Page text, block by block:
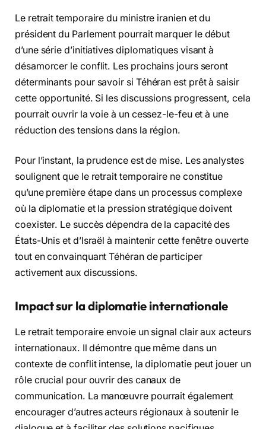
Le retrait temporaire du ministre iranien et du
président du Parlement pourrait marquer le début
d’une série d’initiatives diplomatiques visant à
désamorcer le conflit. Les prochains jours seront
déterminants pour savoir si Téhéran est prêt à saisir
cette opportunité. Si les discussions progressent, cela
pourrait ouvrir la voie à un cessez-le-feu et à une
réduction des tensions dans la région.
Pour l’instant, la prudence est de mise. Les analystes
soulignent que le retrait temporaire ne constitue
qu’une première étape dans un processus complexe
où la diplomatie et la pression stratégique doivent
coexister. Le succès dépendra de la capacité des
États-Unis et d’Israël à maintenir cette fenêtre ouverte
tout en convainquant Téhéran de participer
activement aux discussions.
Impact sur la diplomatie internationale
Le retrait temporaire envoie un signal clair aux acteurs
internationaux. Il démontre que même dans un
contexte de conflit intense, la diplomatie peut jouer un
rôle crucial pour ouvrir des canaux de
communication. La manœuvre pourrait également
encourager d’autres acteurs régionaux à soutenir le